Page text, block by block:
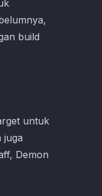
build
untuk
juga
Demon